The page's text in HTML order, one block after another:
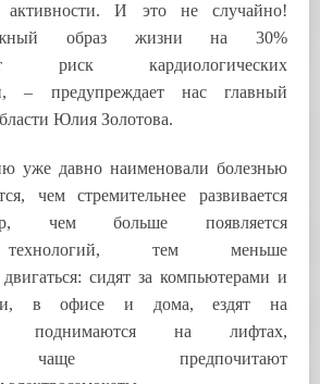
активности. И это не случайно!
образ жизни на 30%
риск кардиологических
– предупреждает нас главный
Юлия Золотова.
уже давно наименовали болезнью
чем стремительнее развивается
чем больше появляется
тем меньше
сидят за компьютерами и
в офисе и дома, ездят на
поднимаются на лифтах,
предпочитают